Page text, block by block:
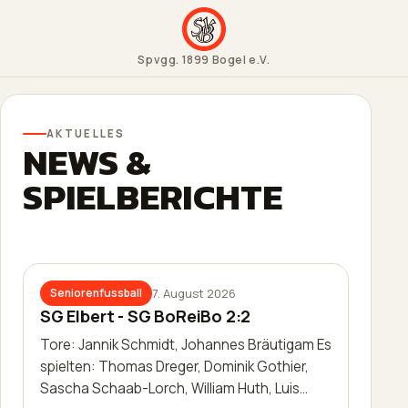
Spvgg. 1899 Bogel e.V.
AKTUELLES
NEWS &
SPIELBERICHTE
Seniorenfussball 7. August 2026
SG Elbert - SG BoReiBo 2:2
Tore: Jannik Schmidt, Johannes Bräutigam Es
spielten: Thomas Dreger, Dominik Gothier,
Sascha Schaab-Lorch, William Huth, Luis